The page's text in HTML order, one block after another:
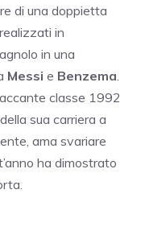
di una doppietta
in
in una
Messi e Benzema.
classe 1992
sua carriera a
ama svariare
ha dimostrato